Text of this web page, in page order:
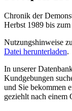
Chronik der
Herbst 1989 bis
Nutzungshinweise
Datei herunterladen.
In unserer
Kundgebungen
und Sie bekommen
geziehlt nach einem